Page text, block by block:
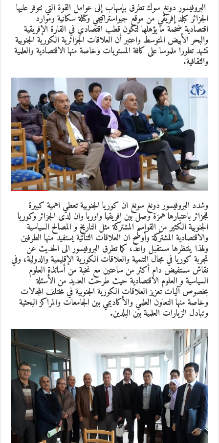
البروفيسور دونغ سوك تطرق بإسهاب إلى عوامل القوة التي تتوفر عليها
الجزائر كبلد إفريقي من موقع جيواستراتيجي وكتلة سكانية وموارد
اقتصادية ضخمة ما يؤهلها لتكون قطب اقتصادي في القارة الإفريقية
والبحر الأبيض المتوسط واعتبر أن العلاقات الجزائرية الكورية الجنوبية
تشهد تطورا ملموسا على كافة المستويات وخاصة منها الاقتصادية والعلمية
والثقافية.
وشدد البروفيسور دونغ سونغ ان كوريا الجنوبية تعطي اهمية كبيرة
للجزائر باعتبارها همزة وصل بين افريقيا واوربا وان لدى الجزائر وكوريا
الجنوبية الكثير من القواسم المشتركة مثل التاريخ و المصالح السياسية
والاقتصادية المشتركة وأوضح ان العلاقات الثنائية يستفيد منها الطرفين
ولهذا ينتظرها مستقبل واعد، كما تطرق البروفيسور الى الحديث عن
تجربة كوريا في مجال التنمية والعلاقات الكورية الإقليمية والدولية، وفي
نقاش مستفيض دام أكثر من ساعتين مع نخبة من أساتذة العلوم
السياسية و العلوم الاقتصادية حيث طرحت العديد من الأسئلة
بخصوص آليات تعزيز العلاقات الكورية الجنوبية في مختلف المجالات
وخاصة منها التعاون العلمي والأكاديمي بين الجامعات والمراكز البحثية
وتبادل الزيارات العلمية بين البلدين.